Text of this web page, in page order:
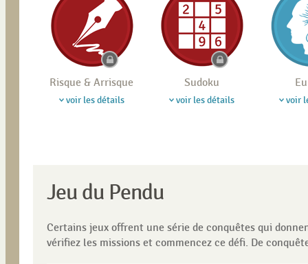
Risque & Arrisque
voir les détails
Sudoku
voir les détails voir
Jeu du Pendu
Certains jeux offrent une série de conquêtes qui
vérifiez les missions et commencez ce défi. De